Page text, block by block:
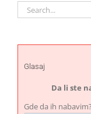
Search
for:
Glasaj
Da li ste
Gde da ih nabavim?